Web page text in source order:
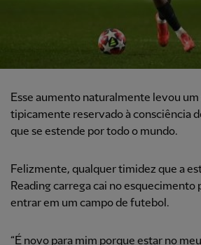
Esse aumento naturalmente levou
tipicamente reservado à consciência
que se estende por todo o mundo.
Felizmente, qualquer timidez que a
Reading carrega cai no
entrar em um campo de futebol.
“É novo para mim porque estar no